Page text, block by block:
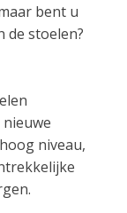
bent u
de stoelen?
niveau,